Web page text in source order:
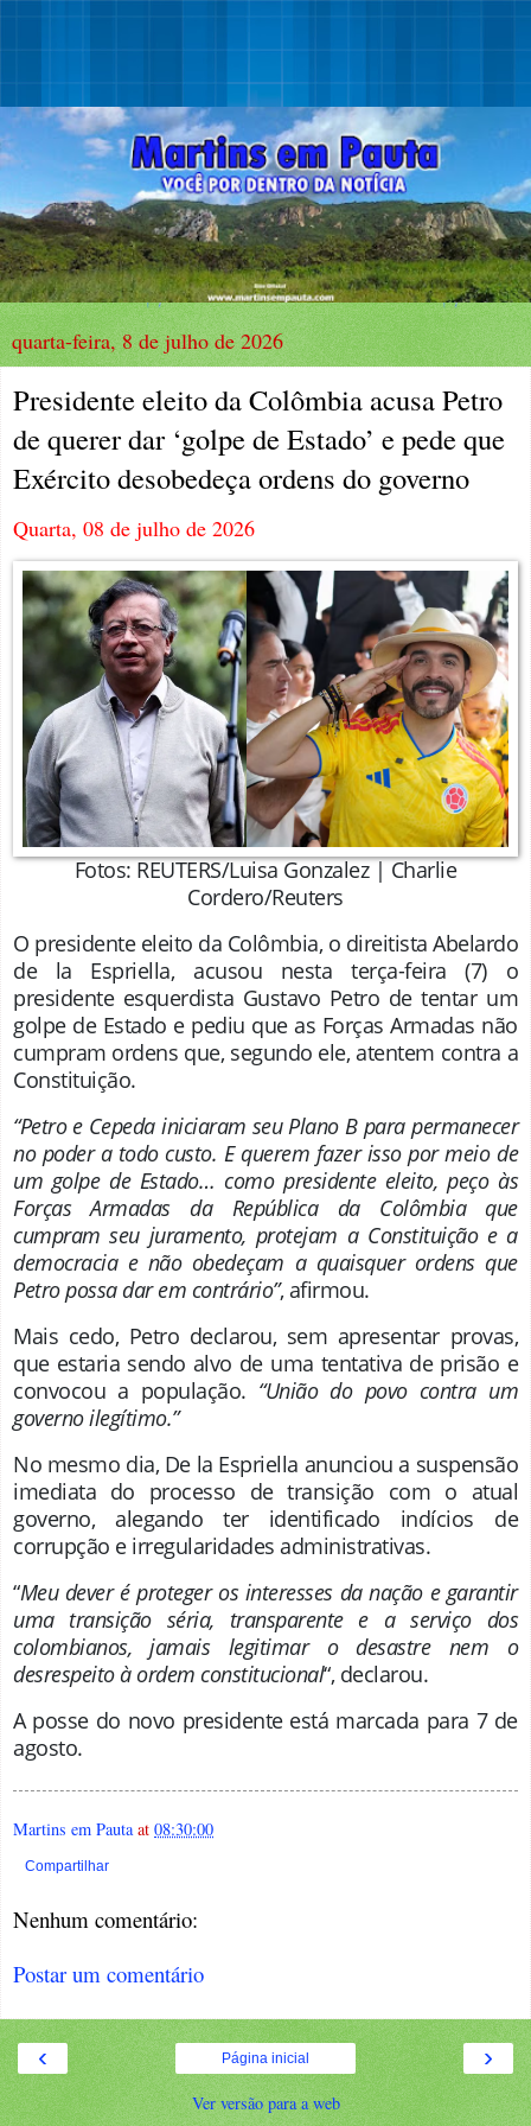
quarta-feira, 8 de julho de 2026
Presidente eleito da Colômbia acusa Petro
de querer dar ‘golpe de Estado’ e pede que
Exército desobedeça ordens do governo
Quarta, 08 de julho de 2026
Fotos: REUTERS/Luisa Gonzalez | Charlie
Cordero/Reuters
O presidente eleito da Colômbia, o direitista Abelardo
de la Espriella, acusou nesta terça-feira (7) o
presidente esquerdista Gustavo Petro de tentar um
golpe de Estado e pediu que as Forças Armadas não
cumpram ordens que, segundo ele, atentem contra a
Constituição.
“Petro e Cepeda iniciaram seu Plano B para permanecer
no poder a todo custo. E querem fazer isso por meio de
um golpe de Estado… como presidente eleito, peço às
Forças Armadas da República da Colômbia que
cumpram seu juramento, protejam a Constituição e a
democracia e não obedeçam a quaisquer ordens que
Petro possa dar em contrário”, afirmou.
Mais cedo, Petro declarou, sem apresentar provas,
que estaria sendo alvo de uma tentativa de prisão e
convocou a população. “União do povo contra um
governo ilegítimo.”
No mesmo dia, De la Espriella anunciou a suspensão
imediata do processo de transição com o atual
governo, alegando ter identificado indícios de
corrupção e irregularidades administrativas.
“Meu dever é proteger os interesses da nação e garantir
uma transição séria, transparente e a serviço dos
colombianos, jamais legitimar o desastre nem o
desrespeito à ordem constitucional“, declarou.
A posse do novo presidente está marcada para 7 de
agosto.
Martins em Pauta at 08:30:00
Compartilhar
Nenhum comentário:
Postar um comentário
‹ ›
Página inicial
Ver versão para a web